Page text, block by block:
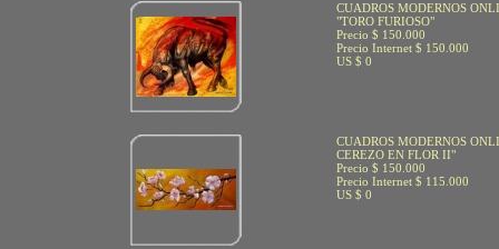
CUADROS MODERNOS
"TORO FURIOSO"
Precio $ 150.000
Precio Internet $ 150.000
US $ 0
CUADROS MODERNOS
CEREZO EN FLOR II"
Precio $ 150.000
Precio Internet $ 115.000
US $ 0